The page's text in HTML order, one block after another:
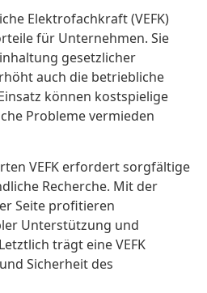
Elektrofachkraft (VEFK)
für Unternehmen. Sie
gesetzlicher
auch die betriebliche
können kostspielige
Probleme vermieden
VEFK erfordert sorgfältige
Recherche. Mit der
Seite profitieren
Unterstützung und
trägt eine VEFK
Sicherheit des